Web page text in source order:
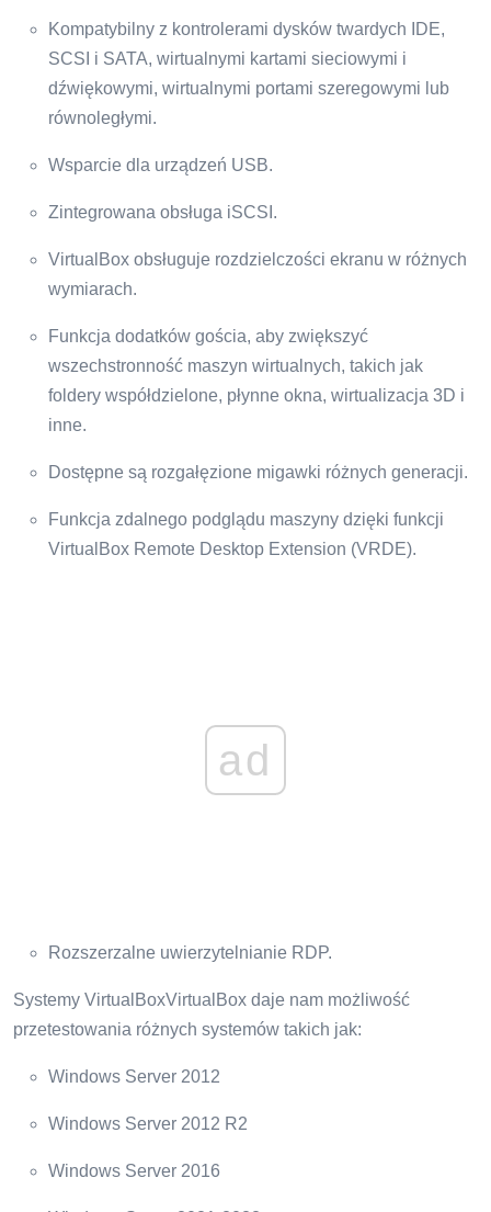
Kompatybilny z kontrolerami dysków twardych IDE,
SCSI i SATA, wirtualnymi kartami sieciowymi i
dźwiękowymi, wirtualnymi portami szeregowymi lub
równoległymi.
Wsparcie dla urządzeń USB.
Zintegrowana obsługa iSCSI.
VirtualBox obsługuje rozdzielczości ekranu w różnych
wymiarach.
Funkcja dodatków gościa, aby zwiększyć
wszechstronność maszyn wirtualnych, takich jak
foldery współdzielone, płynne okna, wirtualizacja 3D i
inne.
Dostępne są rozgałęzione migawki różnych generacji.
Funkcja zdalnego podglądu maszyny dzięki funkcji
VirtualBox Remote Desktop Extension (VRDE).
ad
Rozszerzalne uwierzytelnianie RDP.
Systemy VirtualBoxVirtualBox daje nam możliwość
przetestowania różnych systemów takich jak:
Windows Server 2012
Windows Server 2012 R2
Windows Server 2016